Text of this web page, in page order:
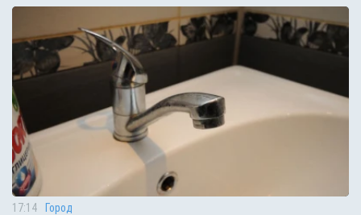
17:14 Город